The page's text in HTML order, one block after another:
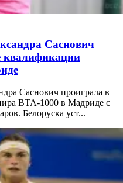
Саснович
квалификации
Саснович проиграла в
ВТА-1000 в Мадриде с
Белоруска уст...